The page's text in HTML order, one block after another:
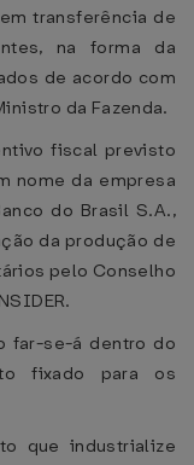
transferência de
na forma da
de acordo com
da Fazenda.
fiscal previsto
nome da empresa
do Brasil S.A.,
da produção de
pelo Conselho
far-se-á dentro do
fixado para os
que industrialize